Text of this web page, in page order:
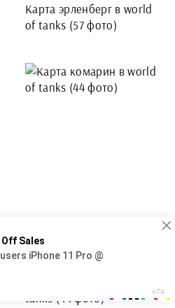
Карта эрленберг в world
of tanks (57 фото)
tanks (44 фото)